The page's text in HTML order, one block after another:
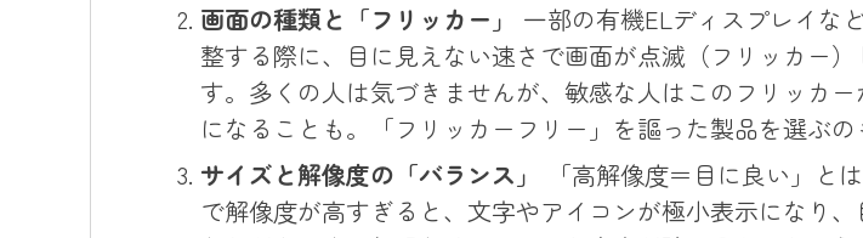
画面の種類と「フリッカー」
一部の有機ELディスプレイな
整する際に、目に見えない速さで画面が点滅（フリッカー
す。多くの人は気づきませんが、敏感な人はこのフリッカ
になることも。「フリッカーフリー」を謳った製品を選ぶの
サイズと解像度の「バランス」
「高解像度＝目に良い」と
で解像度が高すぎると、文字やアイコンが極小表示になり